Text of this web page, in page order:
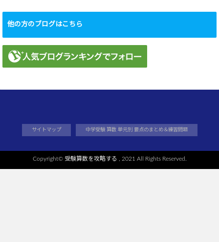
他の方のブログはこちら
サイトマップ 中学受験 算数 単元別 要点のまとめ＆練習問題
Copyright© 受験算数を攻略する , 2021 All Rights Reserved.